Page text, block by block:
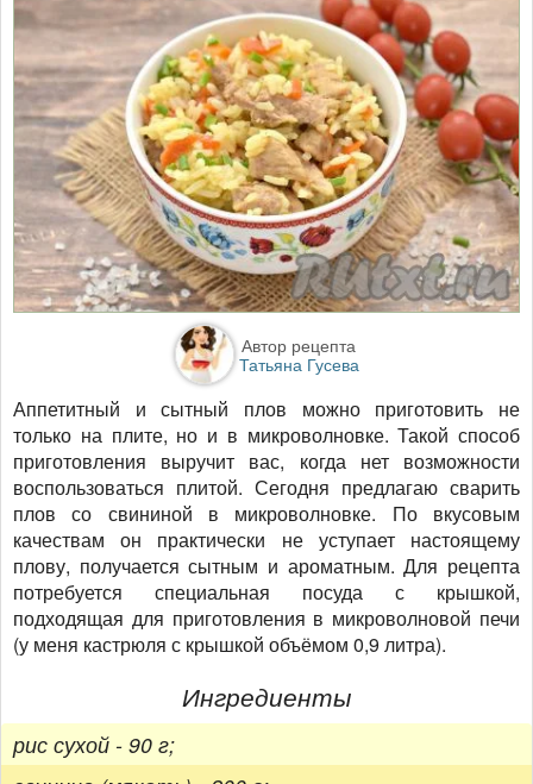
Автор рецепта
Татьяна Гусева
Аппетитный и сытный плов можно приготовить не
только на плите, но и в микроволновке. Такой способ
приготовления выручит вас, когда нет возможности
воспользоваться плитой. Сегодня предлагаю сварить
плов со свининой в микроволновке. По вкусовым
качествам он практически не уступает настоящему
плову, получается сытным и ароматным. Для рецепта
потребуется специальная посуда с крышкой,
подходящая для приготовления в микроволновой печи
(у меня кастрюля с крышкой объёмом 0,9 литра).
Ингредиенты
рис сухой - 90 г;